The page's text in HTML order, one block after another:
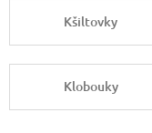
Kšiltovky
Klobouky